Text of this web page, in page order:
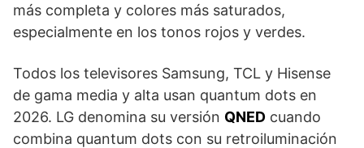
más completa y colores más saturados,
especialmente en los tonos rojos y verdes.
Todos los televisores Samsung, TCL y Hisense
de gama media y alta usan quantum dots en
2026. LG denomina su versión QNED cuando
combina quantum dots con su retroiluminación